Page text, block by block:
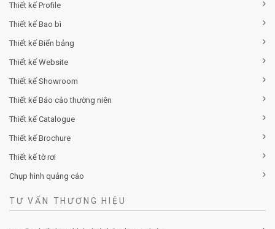
Thiết kế Profile
Thiết kế Bao bì
Thiết kế Biển bảng
Thiết kế Website
Thiết kế Showroom
Thiết kế Báo cáo thường niên
Thiết kế Catalogue
Thiết kế Brochure
Thiết kế tờ rơi
Chụp hình quảng cáo
TƯ VẤN THƯƠNG HIỆU